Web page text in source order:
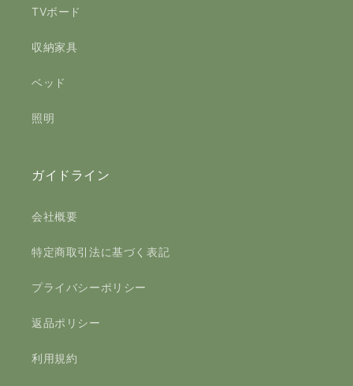
TVボード
収納家具
ベッド
照明
ガイドライン
会社概要
特定商取引法に基づく表記
プライバシーポリシー
返品ポリシー
利用規約